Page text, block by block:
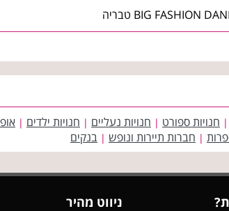
| חנויות ספורט | חנויות נעליים | חנויות ילדים |
| חברות תיירות ונופש | בנקים
ניווט מהיר